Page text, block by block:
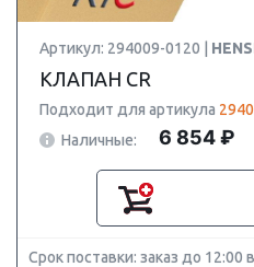
Артикул: 294009-0120 |
КЛАПАН CR
Подходит для артикула
Наличные:
6 854 ₽
Срок поставки: заказ до 12:00